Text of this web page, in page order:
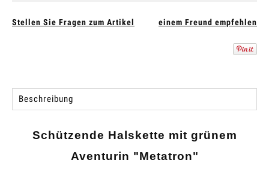
Stellen Sie Fragen zum Artikel einem Freund empfehlen
Beschreibung
Schützende Halskette mit grünem
Aventurin "Metatron"